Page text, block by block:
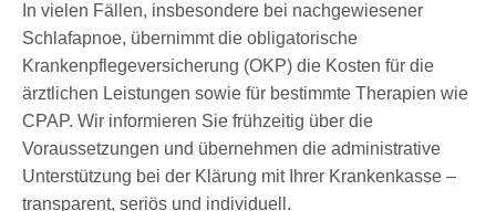
In vielen Fällen, insbesondere bei nachgewiesener
Schlafapnoe, übernimmt die obligatorische
Krankenpflegeversicherung (OKP) die Kosten für die
ärztlichen Leistungen sowie für bestimmte Therapien wie
CPAP. Wir informieren Sie frühzeitig über die
Voraussetzungen und übernehmen die administrative
Unterstützung bei der Klärung mit Ihrer Krankenkasse –
transparent, seriös und individuell.